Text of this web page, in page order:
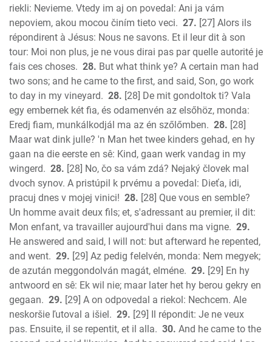
riekli: Nevieme. Vtedy im aj on povedal: Ani ja vám
nepoviem, akou mocou činím tieto veci. 27. [27] Alors ils
répondirent à Jésus: Nous ne savons. Et il leur dit à son
tour: Moi non plus, je ne vous dirai pas par quelle autorité je
fais ces choses. 28. But what think ye? A certain man had
two sons; and he came to the first, and said, Son, go work
to day in my vineyard. 28. [28] De mit gondoltok ti? Vala
egy embernek két fia, és odamenvén az elsőhöz, monda:
Eredj fiam, munkálkodjál ma az én szőlőmben. 28. [28]
Maar wat dink julle? 'n Man het twee kinders gehad, en hy
gaan na die eerste en sê: Kind, gaan werk vandag in my
wingerd. 28. [28] No, čo sa vám zdá? Nejaký človek mal
dvoch synov. A pristúpil k prvému a povedal: Dieťa, idi,
pracuj dnes v mojej vinici! 28. [28] Que vous en semble?
Un homme avait deux fils; et, s'adressant au premier, il dit:
Mon enfant, va travailler aujourd'hui dans ma vigne. 29.
He answered and said, I will not: but afterward he repented,
and went. 29. [29] Az pedig felelvén, monda: Nem megyek;
de azután meggondolván magát, elméne. 29. [29] En hy
antwoord en sê: Ek wil nie; maar later het hy berou gekry en
gegaan. 29. [29] A on odpovedal a riekol: Nechcem. Ale
neskoršie ľutoval a išiel. 29. [29] Il répondit: Je ne veux
pas. Ensuite, il se repentit, et il alla. 30. And he came to the